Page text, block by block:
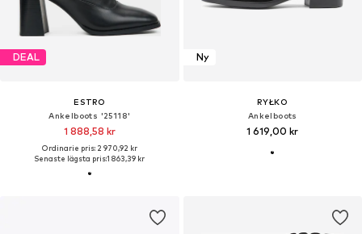
DEAL
ESTRO
Ankelboots '25118'
1 888,58 kr
Ordinarie pris: 2 970,92 kr
Senaste lägsta pris:1 863,39 kr
Ny
RYŁKO
Ankelboots
1 619,00 kr